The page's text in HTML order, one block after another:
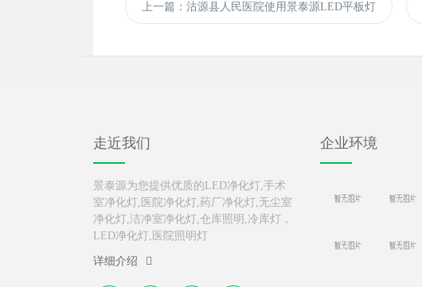
上一篇 ：沽源县人民医院使用景泰源LED平板灯
走近我们
景泰源为您提供优质的LED净化灯,手术
室净化灯,医院净化灯,药厂净化灯,无尘室
净化灯,洁净室净化灯,仓库照明,冷库灯，
LED净化灯,医院照明灯
详细介绍
企业环境